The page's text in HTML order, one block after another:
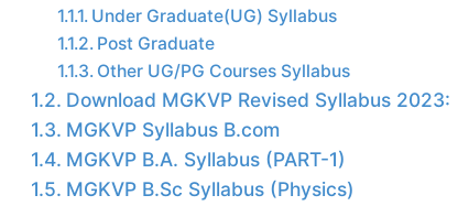
Under Graduate(UG) Syllabus
Post Graduate
Other UG/PG Courses Syllabus
Download MGKVP Revised Syllabus 2023:
MGKVP Syllabus B.com
MGKVP B.A. Syllabus (PART-1)
MGKVP B.Sc Syllabus (Physics)